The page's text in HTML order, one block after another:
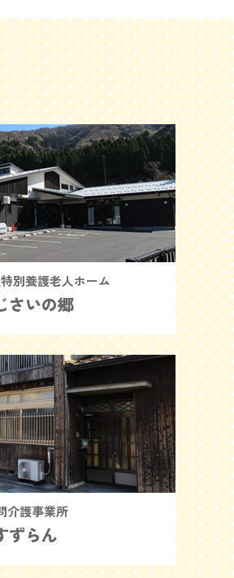
別養護老人ホーム
さいの郷
介護事業所
ずらん